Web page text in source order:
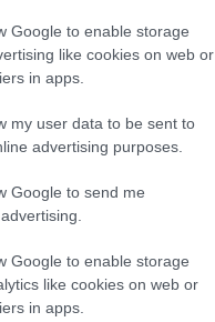
Google to enable storage
like cookies on web or
in apps.
my user data to be sent to
advertising purposes.
Google to send me
Google to enable storage
like cookies on web or
in apps.